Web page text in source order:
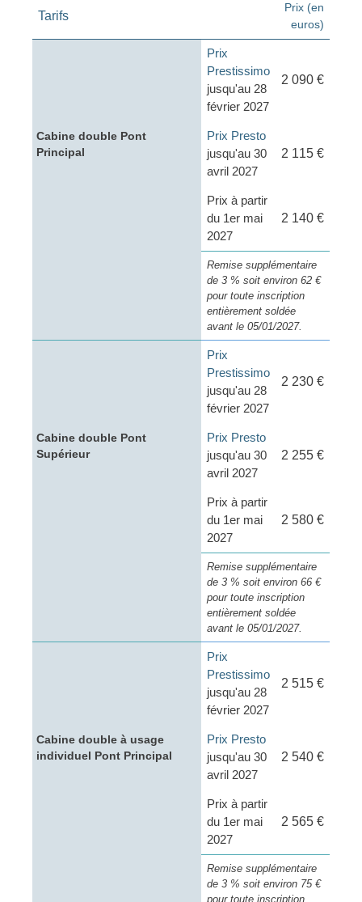
Tarifs
Prix (en
euros)
Cabine double Pont
Principal
Prix
Prestissimo
jusqu'au 28
février 2027
2 090 €
Prix Presto
jusqu'au 30
avril 2027
2 115 €
Prix à partir
du 1er mai
2027
2 140 €
Remise supplémentaire
de 3 % soit environ 62 €
pour toute inscription
entièrement soldée
avant le 05/01/2027.
Cabine double Pont
Supérieur
Prix
Prestissimo
jusqu'au 28
février 2027
2 230 €
Prix Presto
jusqu'au 30
avril 2027
2 255 €
Prix à partir
du 1er mai
2027
2 580 €
Remise supplémentaire
de 3 % soit environ 66 €
pour toute inscription
entièrement soldée
avant le 05/01/2027.
Cabine double à usage
individuel Pont Principal
Prix
Prestissimo
jusqu'au 28
février 2027
2 515 €
Prix Presto
jusqu'au 30
avril 2027
2 540 €
Prix à partir
du 1er mai
2027
2 565 €
Remise supplémentaire
de 3 % soit environ 75 €
pour toute inscription